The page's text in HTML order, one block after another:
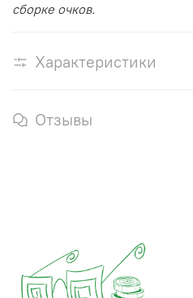
сборке очков.
Характеристики
Отзывы